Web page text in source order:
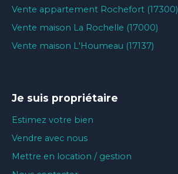
Vente appartement Rochefort (17300)
Vente maison La Rochelle (17000)
Vente maison L'Houmeau (17137)
Je suis propriétaire
Estimez votre bien
Vendre avec nous
Mettre en location / gestion